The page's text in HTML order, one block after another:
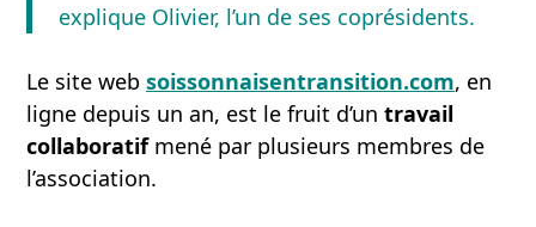
explique Olivier, l’un de ses coprésidents.
Le site web soissonnaisentransition.com, en
ligne depuis un an, est le fruit d’un travail
collaboratifmené par plusieurs membres de
l’association.